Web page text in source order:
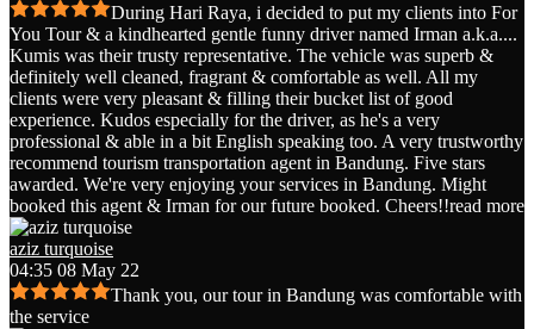
During Hari Raya, i decided to put my clients into For
You Tour & a kindhearted gentle funny driver named Irman a.k.a....
Kumis was their trusty representative. The vehicle was superb &
definitely well cleaned, fragrant & comfortable as well. All my
clients were very pleasant & filling their bucket list of good
experience. Kudos especially for the driver, as he's a very
professional & able in a bit English speaking too. A very trustworthy
recommend tourism transportation agent in Bandung. Five stars
awarded. We're very enjoying your services in Bandung. Might
booked this agent & Irman for our future booked. Cheers!!read more
aziz turquoise
04:35 08 May 22
Thank you, our tour in Bandung was comfortable with
the service